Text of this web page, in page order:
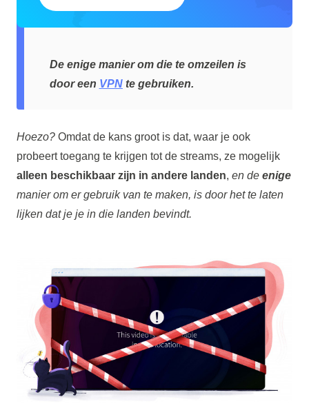
De enige manier om die te omzeilen is
door een VPNte gebruiken.
Hoezo?Omdat de kans groot is dat, waar je ook
probeert toegang te krijgen tot de streams, ze mogelijk
alleen beschikbaar zijn in andere landen, en de enige
manier om er gebruik van te maken, is door het te laten
lijken dat je je in die landen bevindt.